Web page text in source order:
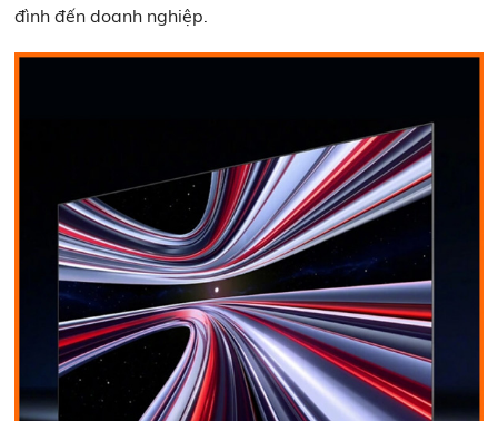
đình đến doanh nghiệp.